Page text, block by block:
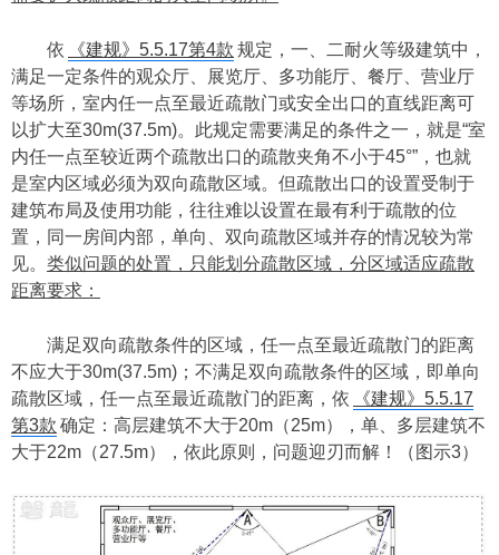
依 《建规》5.5.17第4款 规定，一、二耐火等级建筑中，
满足一定条件的观众厅、展览厅、多功能厅、餐厅、营业厅
等场所，室内任一点至最近疏散门或安全出口的直线距离可
以扩大至30m(37.5m)。此规定需要满足的条件之一，就是“室
内任一点至较近两个疏散出口的疏散夹角不小于45°”，也就
是室内区域必须为双向疏散区域。但疏散出口的设置受制于
建筑布局及使用功能，往往难以设置在最有利于疏散的位
置，同一房间内部，单向、双向疏散区域并存的情况较为常
见。 类似问题的处置，只能划分疏散区域，分区域适应疏散
距离要求：
满足双向疏散条件的区域，任一点至最近疏散门的距离
不应大于30m(37.5m)；不满足双向疏散条件的区域，即单向
疏散区域，任一点至最近疏散门的距离 ，依
《建规》5.5.17
第3款 确定：高层建筑不大于20m（25m），单、多层建筑不
大于22m（27.5m），依此原则，问题迎刃而解！（图示3）